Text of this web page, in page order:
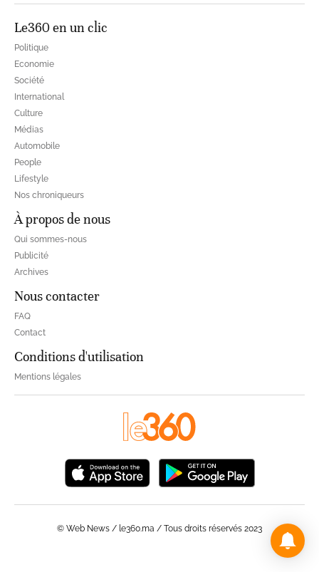
Le360 en un clic
Politique
Economie
Société
International
Culture
Médias
Automobile
People
Lifestyle
Nos chroniqueurs
À propos de nous
Qui sommes-nous
Publicité
Archives
Nous contacter
FAQ
Contact
Conditions d'utilisation
Mentions légales
© Web News / le360.ma / Tous droits réservés 2023